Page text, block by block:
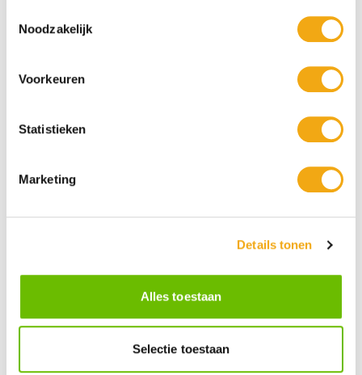
Noodzakelijk
Voorkeuren
Statistieken
Marketing
Details tonen
Alles toestaan
Selectie toestaan
+10 Jaar dé drankengroothandel